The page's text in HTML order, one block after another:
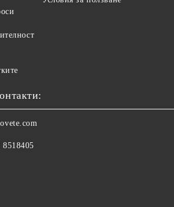
8518405